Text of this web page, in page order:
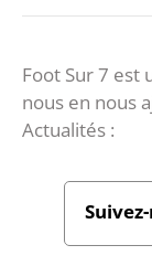
Foot Sur 7 est
nous en nous
Actualités :